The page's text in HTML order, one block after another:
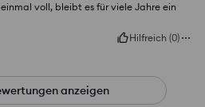
voll, bleibt es für viele Jahre ein
Hilfreich (0)
anzeigen